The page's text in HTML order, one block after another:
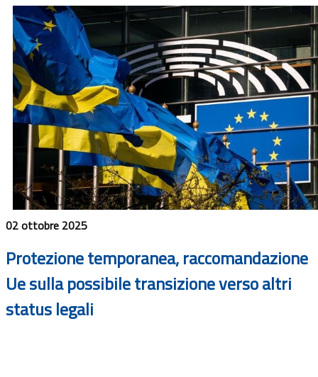
02 ottobre 2025
Protezione temporanea, raccomandazione
Ue sulla possibile transizione verso altri
status legali